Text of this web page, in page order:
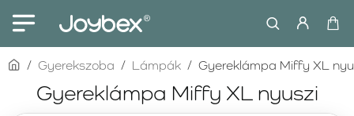
Gyereklámpa Miffy XL nyuszi
homeGyerekszoba Lámpák Gyereklámpa Miffy XL